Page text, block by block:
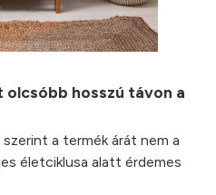
hosszú távon a
a termék árát nem a
életciklusa alatt érdemes